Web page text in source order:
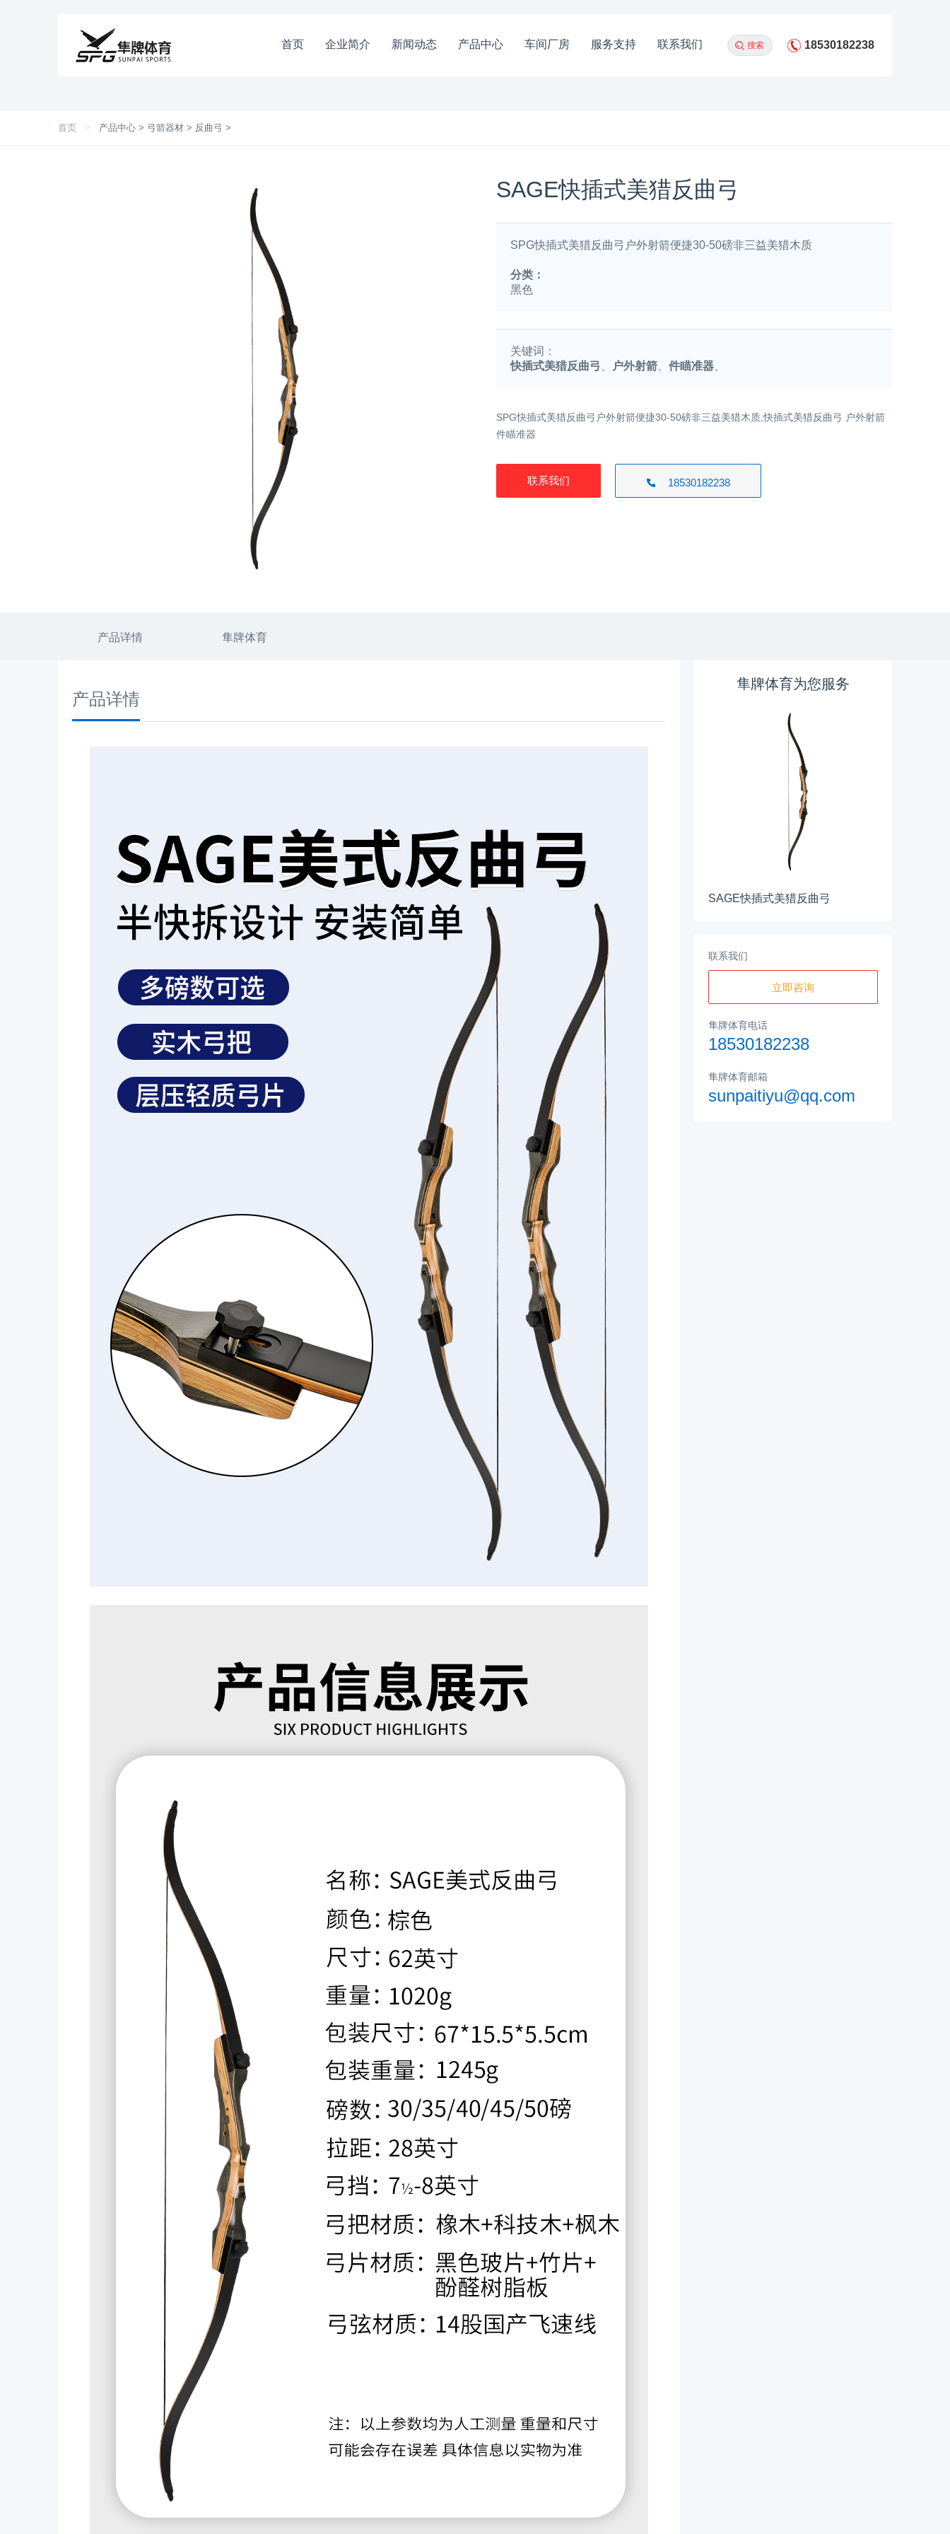
首页 企业简介 新闻动态 产品中心 车间厂房 服务支持 联系我们 搜索 18530182238
首页 > 产品中心 > 弓箭器材 > 反曲弓 >
SAGE快插式美猎反曲弓
SPG快插式美猎反曲弓户外射箭便捷30-50磅非三益美猎木质
分类：
黑色
关键词：
快插式美猎反曲弓
户外射箭 件瞄准器
SPG快插式美猎反曲弓户外射箭便捷30-50磅非三益美猎木质,快插式美猎反曲弓 户外射箭
件瞄准器
联系我们 18530182238
产品详情 隼牌体育
产品详情
隼牌体育为您服务
SAGE快插式美猎反曲弓
联系我们
立即咨询
隼牌体育电话
18530182238
隼牌体育邮箱
sunpaitiyu@qq.com